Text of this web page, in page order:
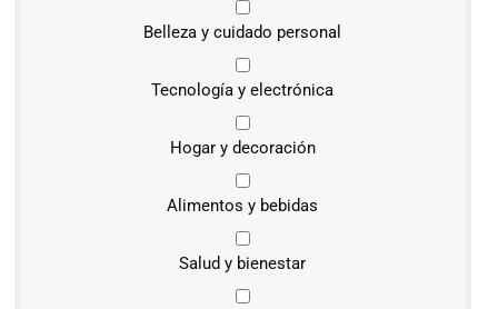
Belleza y cuidado personal
Tecnología y electrónica
Hogar y decoración
Alimentos y bebidas
Salud y bienestar